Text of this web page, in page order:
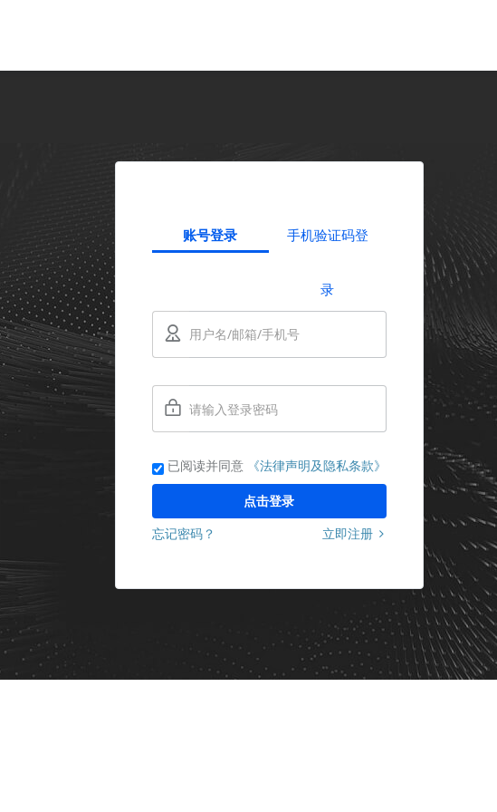
账号登录 手机验证码登
录
已阅读并同意 《法律声明及隐私条款》
点击登录
忘记密码？
立即注册